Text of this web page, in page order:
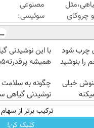
محصول با
تخفیف
ویژه
چروکای
مصنوعی
سوئیسی:
جدیدترین
فناوری
اروپا،
سبک و
پرداخت
قسطی
چرب شود
بنوشید
با این نوشیدنی
همیشه پرقدرته55%تخفیف
خیلی
چگونه به
نوشیدنی گیاهی
ترکیب برتر از سهام
کلیک کن!
ایران۲ درباره عصرایران تماس با ما